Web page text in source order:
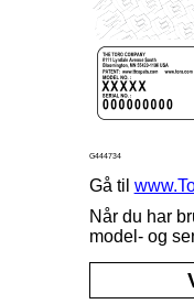
G444734
Gå til
Når du har
model- og